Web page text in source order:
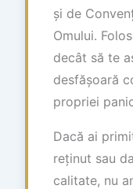
și de
Omului.
decât să te
desfășoară
propriei
Dacă ai
reținut sau
calitate, nu